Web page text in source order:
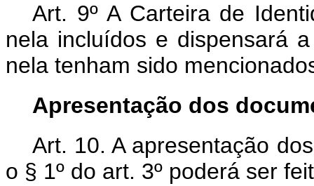
Art. 9º A Carteira de
nela incluídos e dispensará
nela tenham sido
Apresentação dos
Art. 10. A apresentação
o § 1º do art. 3º poderá ser